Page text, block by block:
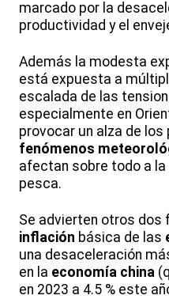
marcado por la
productividad y el
Además la modesta
está expuesta a
escalada de las
especialmente en
provocar un alza de
fenómenos
afectan sobre todo a la
pesca.
Se advierten otros
inflación básica de las
una desaceleración
en la economía china
en 2023 a 4.5 % este